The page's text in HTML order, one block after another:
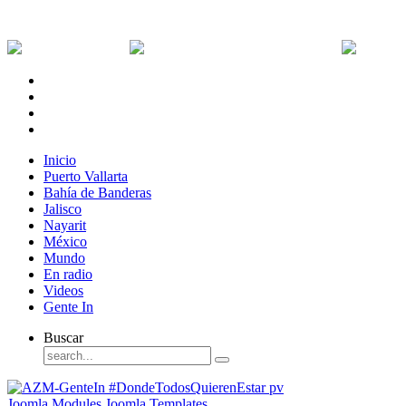
Inicio
Puerto Vallarta
Bahía de Banderas
Jalisco
Nayarit
México
Mundo
En radio
Videos
Gente In
Buscar